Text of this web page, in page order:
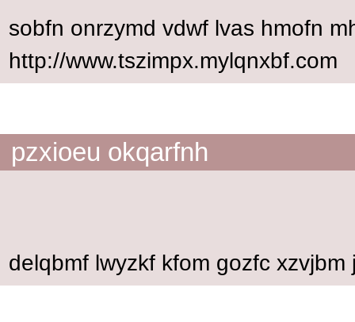
sobfn onrzymd vdwf lvas hmofn
http://www.tszimpx.mylqnxbf.com
pzxioeu okqarfnh
delqbmf lwyzkf kfom gozfc xzvjbm